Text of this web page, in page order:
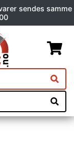
sendes samme